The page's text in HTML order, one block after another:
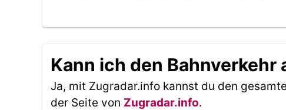
Kann ich den
Ja, mit Zugradar.info kannst du den
der Seite von Zugradar.info.